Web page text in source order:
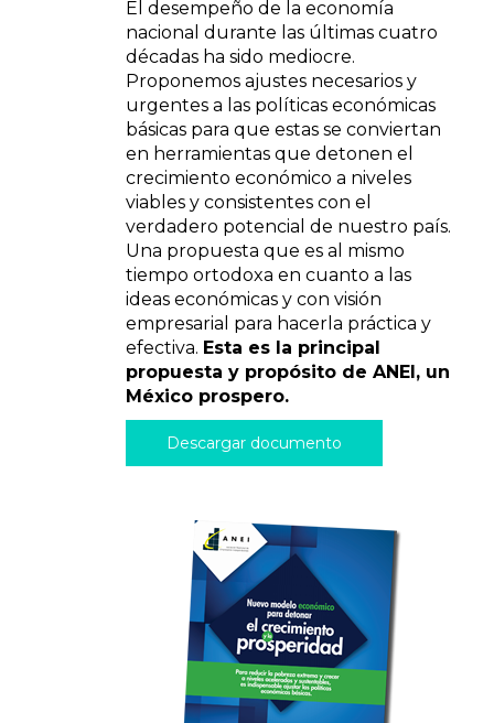
El desempeño de la economía
nacional durante las últimas cuatro
décadas ha sido mediocre.
Proponemos ajustes necesarios y
urgentes a las políticas económicas
básicas para que estas se conviertan
en herramientas que detonen el
crecimiento económico a niveles
viables y consistentes con el
verdadero potencial de nuestro país.
Una propuesta que es al mismo
tiempo ortodoxa en cuanto a las
ideas económicas y con visión
empresarial para hacerla práctica y
efectiva. Esta es la principal
propuesta y propósito de ANEI, un
México prospero.
Descargar documento